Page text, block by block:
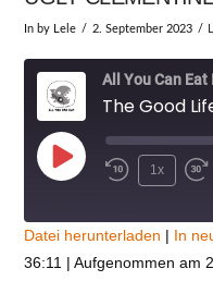
In by Lele 2. September 2023
All You Can
Play
1x
TEILEN
Datei herunterladen | In
36:11 |Aufgenommen am